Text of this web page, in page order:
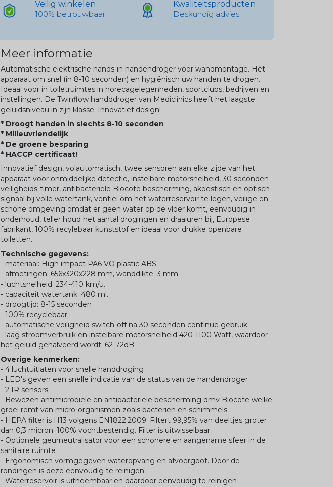
Veilig winkelen
100% betrouwbaar
Kwaliteitsproducten
Deskundig advies
Meer informatie
Automatische elektrische hands-in handendroger voor wandmontage. Hét
apparaat om snel (in 8-10 seconden) en hygiënisch uw handen te drogen.
Ideaal voor in toiletruimtes in horecagelegenheden, sportclubs, bedrijven en
instellingen. De Twinflow handddroger van Mediclinics heeft het laagste
geluidsniveau in zijn klasse. Innovatief design!
* Droogt handen in slechts 8-10 seconden
* Milieuvriendelijk
* De groene besparing
* HACCP certificaat!
Innovatief design, volautomatisch, twee sensoren aan elke zijde van het
apparaat voor onmiddelijke detectie, instelbare motorsnelheid, 30 seconden
veiligheids-timer, antibacteriële Biocote bescherming, akoestisch en optisch
signaal bij volle watertank, ventiel om het waterreservoir te legen, veilige en
schone omgeving omdat er geen water op de vloer komt, eenvoudig in
onderhoud, teller houd het aantal drogingen en draaiuren bij, Europese
fabrikant, 100% recylebaar kunststof en ideaal voor drukke openbare
toiletten.
Technische gegevens:
- materiaal: High impact PA6 VO plastic ABS
- afmetingen: 656x320x228 mm, wanddikte: 3 mm.
- luchtsnelheid: 234-410 km/u.
- capaciteit watertank: 480 ml.
- droogtijd: 8-15 seconden
- 100% recyclebaar
- automatische veiligheid switch-off na 30 seconden continue gebruik
- laag stroomverbruik en instelbare motorsnelheid 420-1100 Watt, waardoor
het geluid gehalveerd wordt. 62-72dB.
Overige kenmerken:
- 4 luchtuitlaten voor snelle handdroging
- LED's geven een snelle indicatie van de status van de handendroger
- 2 IR sensors
- Bewezen antimicrobiële en antibacteriële bescherming dmv Biocote welke
groei remt van micro-organismen zoals bacteriën en schimmels
- HEPA filter is H13 volgens EN1822:2009. Filtert 99,95% van deeltjes groter
dan 0,3 micron. 100% vochtbestendig. Filter is uitwisselbaar.
- Optionele geurneutralisator voor een schonere en aangename sfeer in de
sanitaire ruimte
- Ergonomisch vormgegeven wateropvang en afvoergoot. Door de
rondingen is deze eenvoudig te reinigen
- Waterreservoir is uitneembaar en daardoor eenvoudig te reinigen